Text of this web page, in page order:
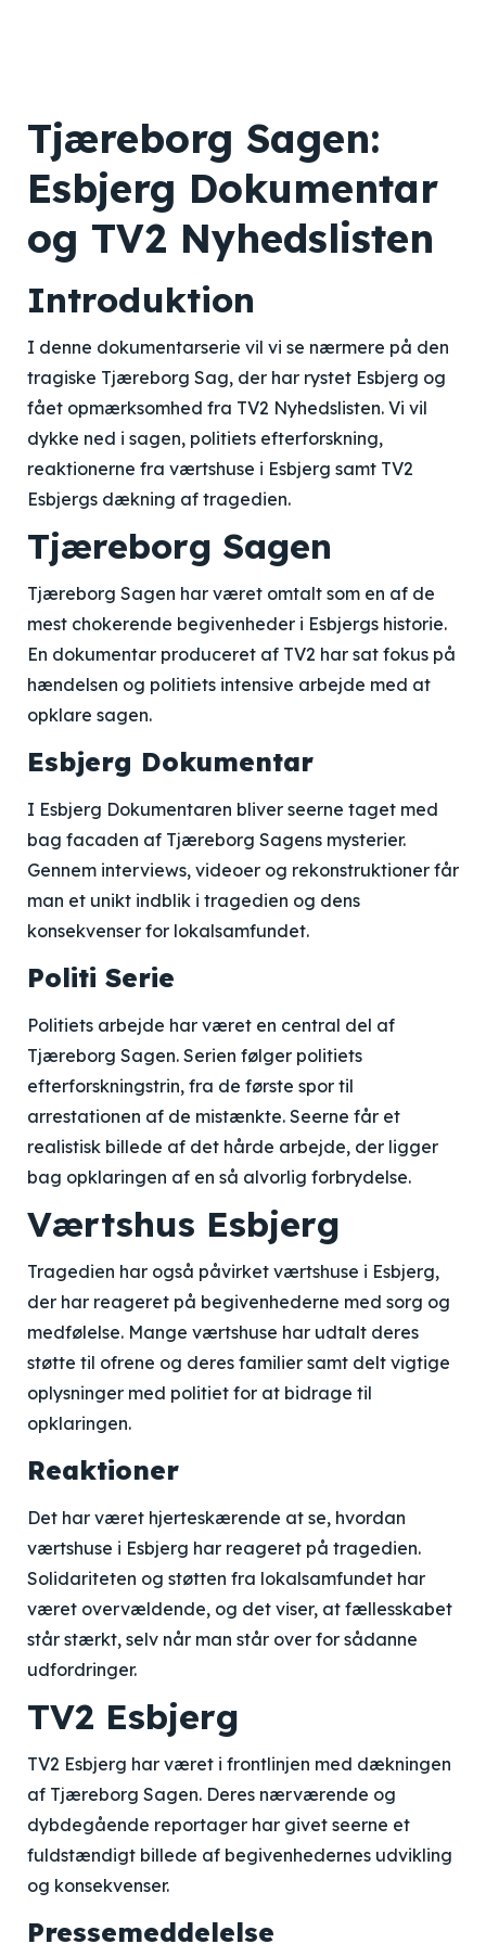
Tjæreborg Sagen:
Esbjerg Dokumentar
og TV2 Nyhedslisten
Introduktion
I denne dokumentarserie vil vi se nærmere på den
tragiske Tjæreborg Sag, der har rystet Esbjerg og
fået opmærksomhed fra TV2 Nyhedslisten. Vi vil
dykke ned i sagen, politiets efterforskning,
reaktionerne fra værtshuse i Esbjerg samt TV2
Esbjergs dækning af tragedien.
Tjæreborg Sagen
Tjæreborg Sagen har været omtalt som en af de
mest chokerende begivenheder i Esbjergs historie.
En dokumentar produceret af TV2 har sat fokus på
hændelsen og politiets intensive arbejde med at
opklare sagen.
Esbjerg Dokumentar
I Esbjerg Dokumentaren bliver seerne taget med
bag facaden af Tjæreborg Sagens mysterier.
Gennem interviews, videoer og rekonstruktioner får
man et unikt indblik i tragedien og dens
konsekvenser for lokalsamfundet.
Politi Serie
Politiets arbejde har været en central del af
Tjæreborg Sagen. Serien følger politiets
efterforskningstrin, fra de første spor til
arrestationen af de mistænkte. Seerne får et
realistisk billede af det hårde arbejde, der ligger
bag opklaringen af en så alvorlig forbrydelse.
Værtshus Esbjerg
Tragedien har også påvirket værtshuse i Esbjerg,
der har reageret på begivenhederne med sorg og
medfølelse. Mange værtshuse har udtalt deres
støtte til ofrene og deres familier samt delt vigtige
oplysninger med politiet for at bidrage til
opklaringen.
Reaktioner
Det har været hjerteskærende at se, hvordan
værtshuse i Esbjerg har reageret på tragedien.
Solidariteten og støtten fra lokalsamfundet har
været overvældende, og det viser, at fællesskabet
står stærkt, selv når man står over for sådanne
udfordringer.
TV2 Esbjerg
TV2 Esbjerg har været i frontlinjen med dækningen
af Tjæreborg Sagen. Deres nærværende og
dybdegående reportager har givet seerne et
fuldstændigt billede af begivenhedernes udvikling
og konsekvenser.
Pressemeddelelse